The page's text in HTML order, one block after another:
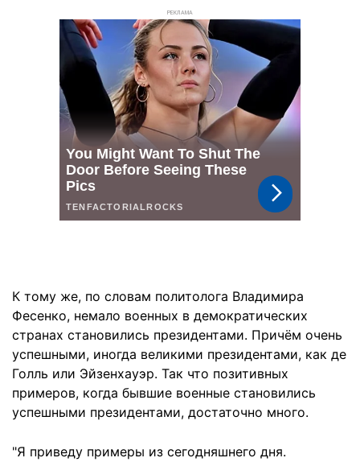
РЕКЛАМА
К тому же, по словам политолога Владимира
Фесенко, немало военных в демократических
странах становились президентами. Причём очень
успешными, иногда великими президентами, как де
Голль или Эйзенхауэр. Так что позитивных
примеров, когда бывшие военные становились
успешными президентами, достаточно много.
"Я приведу примеры из сегодняшнего дня.